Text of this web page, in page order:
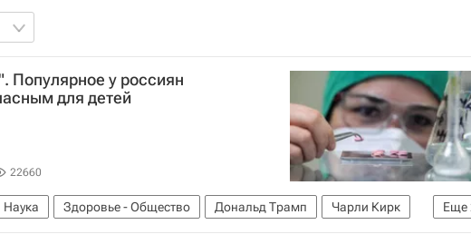
Популярное у россиян
для детей
22660
Еще
Наука Здоровье - Общество Дональд Трамп
Чарли Кирк